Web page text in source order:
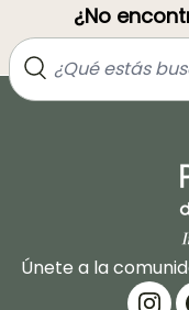
¿No
Únete a la